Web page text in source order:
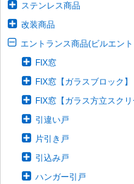
ステンレス商品
改装商品
エントランス商品(ビルエン
FIX窓
FIX窓【ガラスブロック】
FIX窓【ガラス方立スクリ
引違い戸
片引き戸
引込み戸
ハンガー引戸